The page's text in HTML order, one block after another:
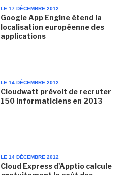
LE 17 DÉCEMBRE 2012
Google App Engine étend la
localisation européenne des
applications
LE 14 DÉCEMBRE 2012
Cloudwatt prévoit de recruter
150 informaticiens en 2013
LE 14 DÉCEMBRE 2012
Cloud Express d'Apptio calcule